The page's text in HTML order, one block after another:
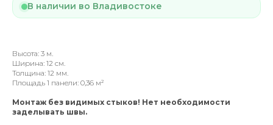
В наличии во Владивостоке
Высота: 3 м.
Ширина: 12 см.
Толщина: 12 мм.
Площадь 1 панели: 0,36 м²
Монтаж без видимых стыков! Нет необходимости
заделывать швы.